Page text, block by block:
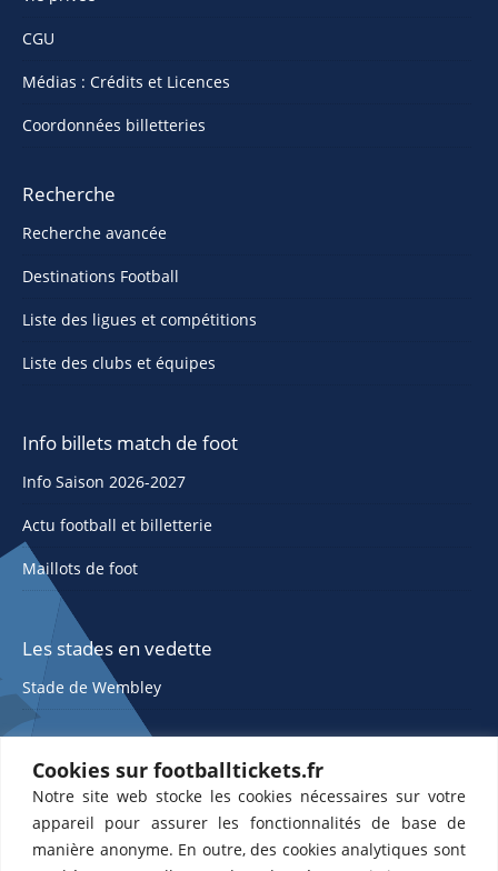
Cookies sur footballtickets.fr
Notre site web stocke les cookies nécessaires sur votre
appareil pour assurer les fonctionnalités de base de
manière anonyme. En outre, des cookies analytiques sont
CGU
Médias : Crédits et Licences
Coordonnées billetteries
Recherche
Recherche avancée
Destinations Football
Liste des ligues et compétitions
Liste des clubs et équipes
Info billets match de foot
Info Saison 2026-2027
Actu football et billetterie
Maillots de foot
Les stades en vedette
Stade de Wembley